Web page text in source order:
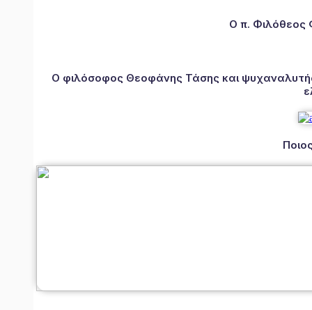
Ο π. Φιλόθεος
Ο φιλόσοφος Θεοφάνης Τάσης και